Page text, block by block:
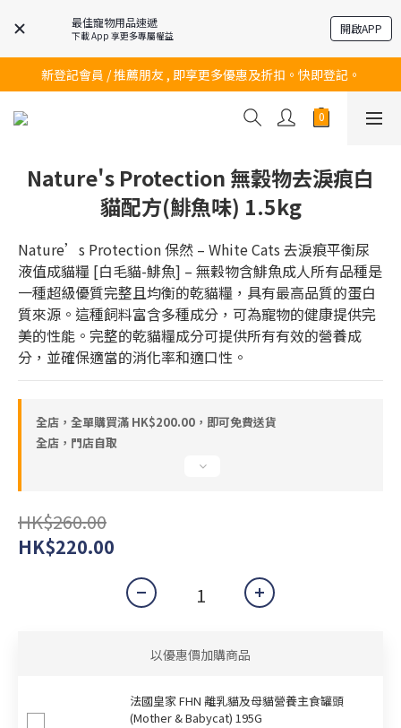
最佳寵物用品速遞
下載 App 享更多專屬權益 開啟APP
訂購滿$200 即可免費送貨!
訂購滿$200 即可免費送貨!
新登記會員 / 推薦朋友 , 即享更多優惠及折扣。快即登記。
訂購滿$200 即可免費送貨!
Nature's Protection 無穀物去淚痕白
貓配方(鯡魚味) 1.5kg
Nature’s Protection 保然 – White Cats 去淚痕平衡尿
液值成貓糧 [白毛貓-鯡魚] – 無穀物含鯡魚成人所有品種是
一種超級優質完整且均衡的乾貓糧，具有最高品質的蛋白
質來源。這種飼料富含多種成分，可為寵物的健康提供完
美的性能。完整的乾貓糧成分可提供所有有效的營養成
分，並確保適當的消化率和適口性。
全店，全單購買滿 HK$200.00，即可免費送貨
全店，門店自取
HK$260.00
HK$220.00
以優惠價加購商品
法國皇家 FHN 離乳貓及母貓營養主食罐頭
(Mother & Babycat) 195G